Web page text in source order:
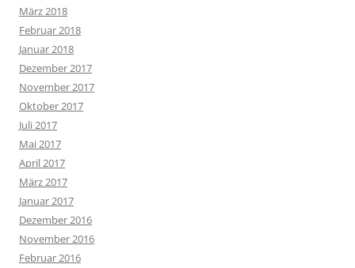
März 2018
Februar 2018
Januar 2018
Dezember 2017
November 2017
Oktober 2017
Juli 2017
Mai 2017
April 2017
März 2017
Januar 2017
Dezember 2016
November 2016
Februar 2016